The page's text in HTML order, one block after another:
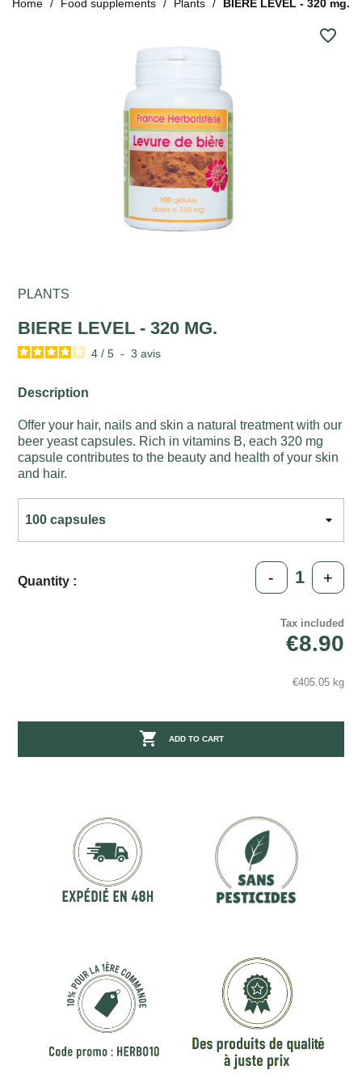
Home Food supplements Plants BIERE LEVEL - 320 mg.
favorite_border
PLANTS
BIERE LEVEL - 320 MG.
4 / 5 - 3avis
Description
Offer your hair, nails and skin a natural treatment with our
beer yeast capsules. Rich in vitamins B, each 320 mg
capsule contributes to the beauty and health of your skin
and hair.
Quantity : - +
Tax included
€8.90
€405.05 kg
 ADD TO CART